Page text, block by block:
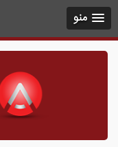
منو